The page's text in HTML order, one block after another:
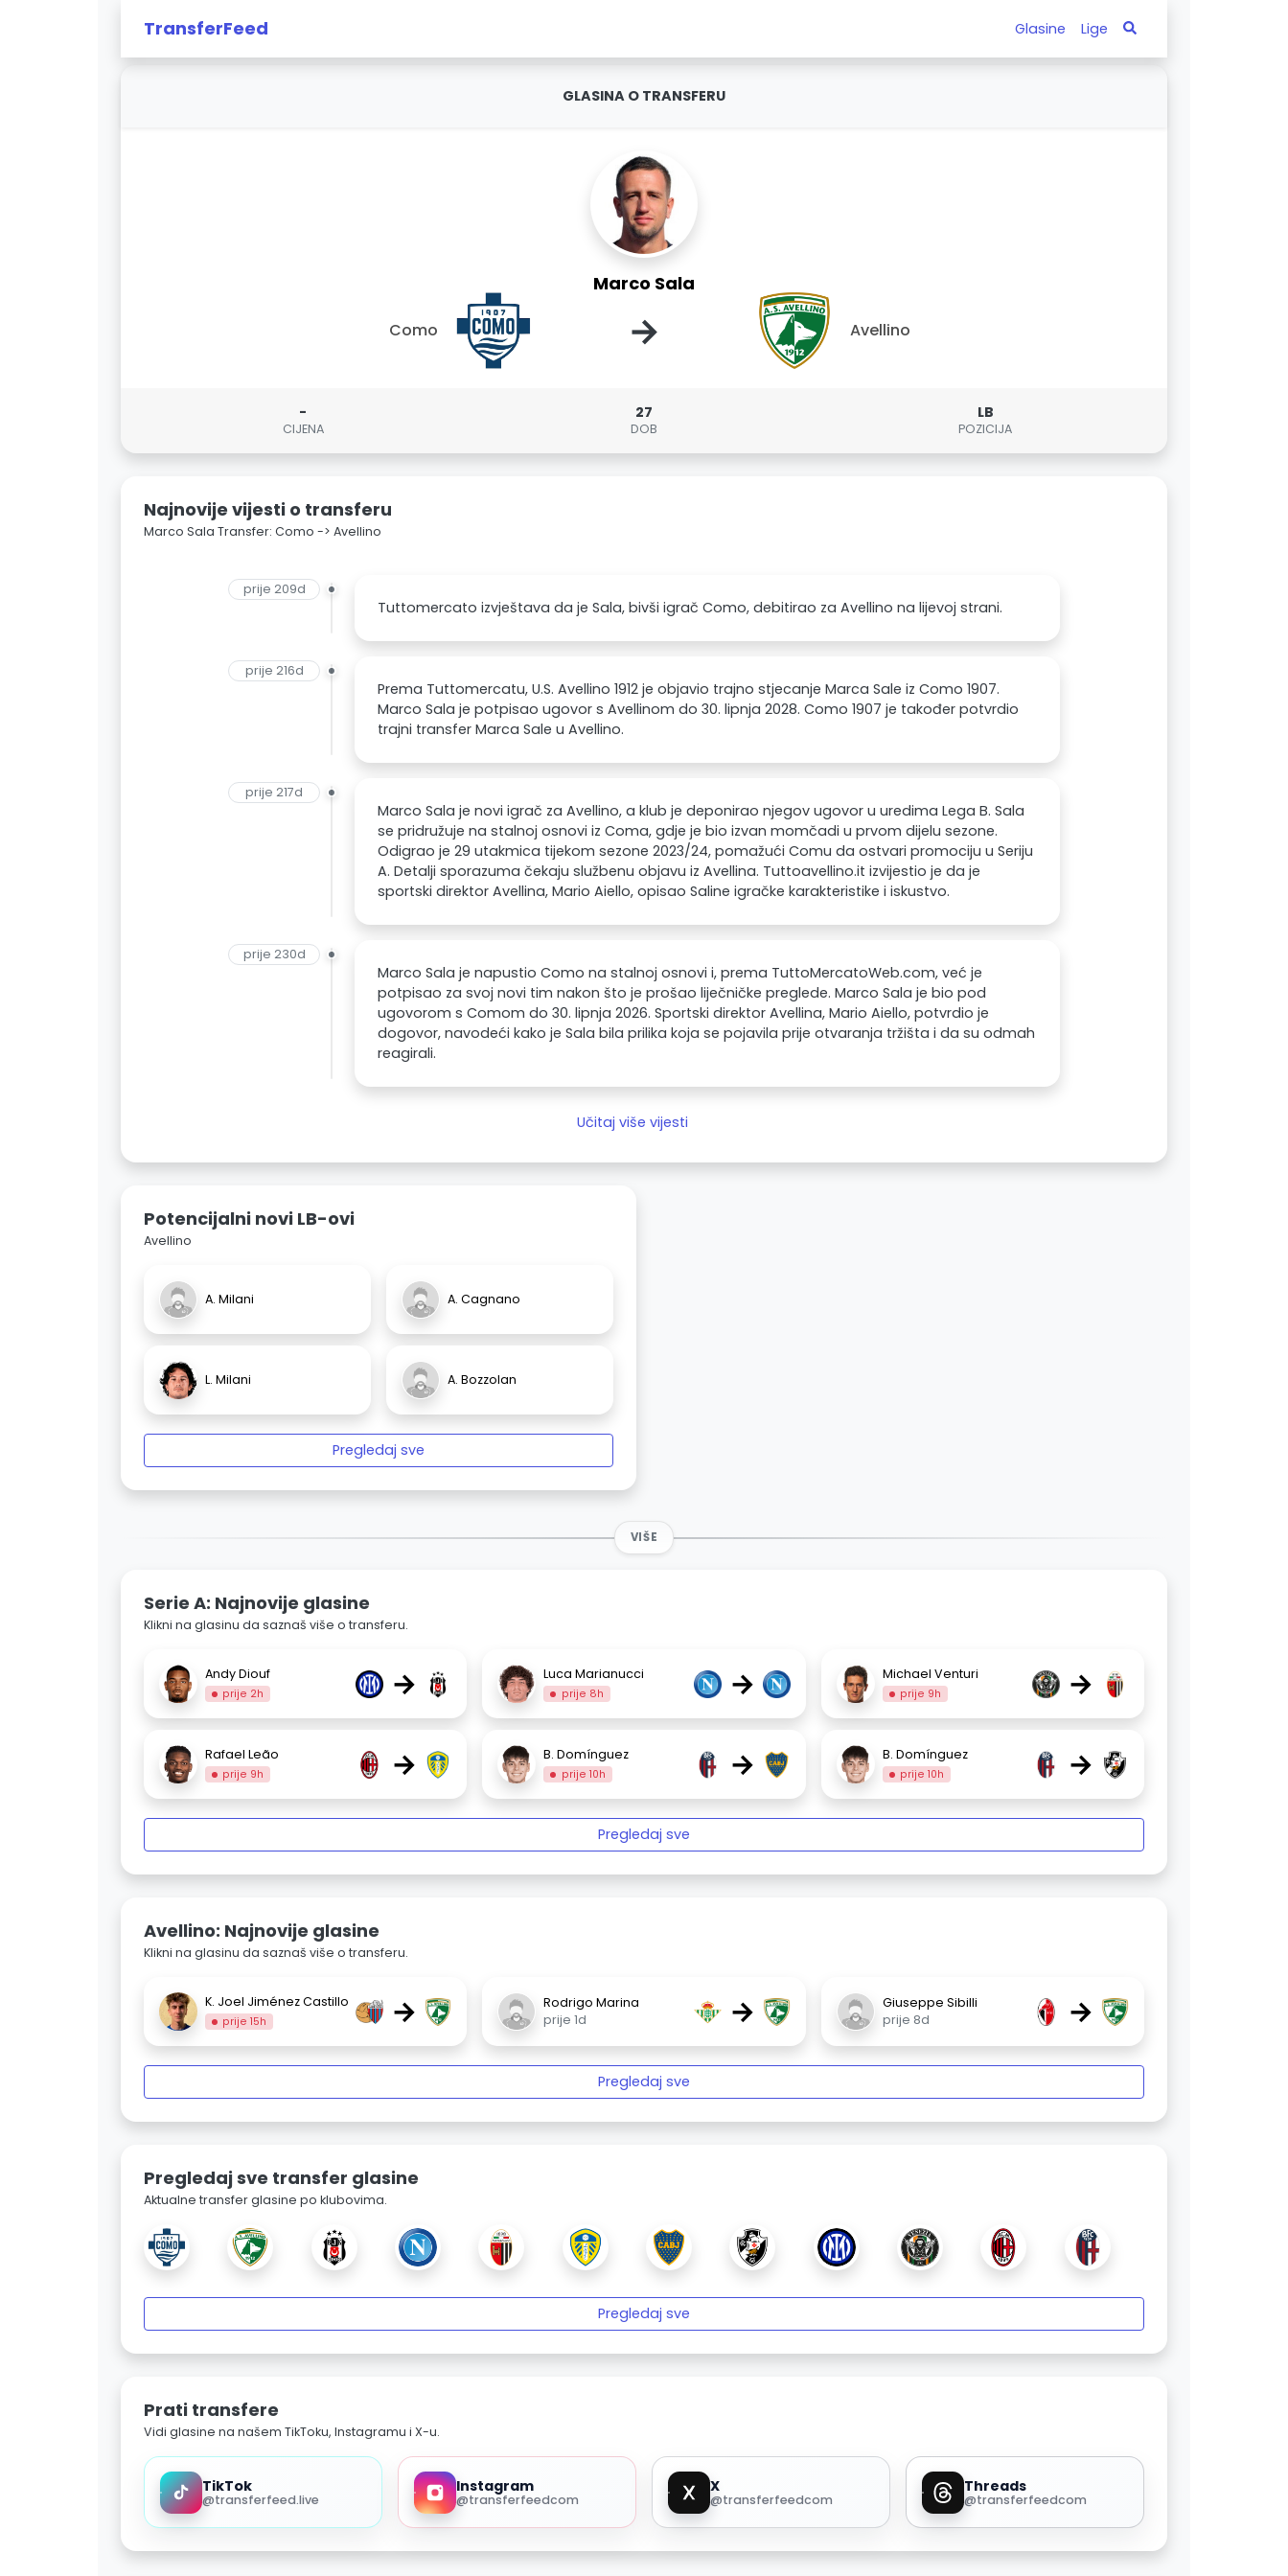
TransferFeed Glasine Lige
GLASINA O TRANSFERU
Marco Sala
Como → Avellino
-
CIJENA
27
DOB
LB
POZICIJA
Najnovije vijesti o transferu
Marco Sala Transfer: Como -> Avellino
prije 209d
Tuttomercato izvještava da je Sala, bivši igrač Como, debitirao za Avellino na lijevoj strani.
prije 216d
Prema Tuttomercatu, U.S. Avellino 1912 je objavio trajno stjecanje Marca Sale iz Como 1907.
Marco Sala je potpisao ugovor s Avellinom do 30. lipnja 2028. Como 1907 je također potvrdio
trajni transfer Marca Sale u Avellino.
prije 217d
Marco Sala je novi igrač za Avellino, a klub je deponirao njegov ugovor u uredima Lega B. Sala
se pridružuje na stalnoj osnovi iz Coma, gdje je bio izvan momčadi u prvom dijelu sezone.
Odigrao je 29 utakmica tijekom sezone 2023/24, pomažući Comu da ostvari promociju u Seriju
A. Detalji sporazuma čekaju službenu objavu iz Avellina. Tuttoavellino.it izvijestio je da je
sportski direktor Avellina, Mario Aiello, opisao Saline igračke karakteristike i iskustvo.
prije 230d
Marco Sala je napustio Como na stalnoj osnovi i, prema TuttoMercatoWeb.com, već je
potpisao za svoj novi tim nakon što je prošao liječničke preglede. Marco Sala je bio pod
ugovorom s Comom do 30. lipnja 2026. Sportski direktor Avellina, Mario Aiello, potvrdio je
dogovor, navodeći kako je Sala bila prilika koja se pojavila prije otvaranja tržišta i da su odmah
reagirali.
Učitaj više vijesti
Potencijalni novi LB-ovi
Avellino
A. Milani A. Cagnano
L. Milani A. Bozzolan
Pregledaj sve
VIŠE
Serie A: Najnovije glasine
Klikni na glasinu da saznaš više o transferu.
Andy Diouf
prije 2h → Luca Marianucci
prije 8h → Michael Venturi
prije 9h →
Rafael Leão
prije 9h → B. Domínguez
prije 10h → B. Domínguez
prije 10h →
Pregledaj sve
Avellino: Najnovije glasine
Klikni na glasinu da saznaš više o transferu.
K. Joel Jiménez Castillo
prije 15h →
Rodrigo Marina
prije 1d
→
Giuseppe Sibilli
prije 8d
→
Pregledaj sve
Pregledaj sve transfer glasine
Aktualne transfer glasine po klubovima.
Pregledaj sve
Prati transfere
Vidi glasine na našem TikToku, Instagramu i X-u.
TikTok
@transferfeed.live
Instagram
@transferfeedcom
X
@transferfeedcom
Threads
@transferfeedcom